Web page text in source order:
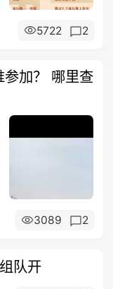
5722 2
加？ 哪里查
3089 2
队开